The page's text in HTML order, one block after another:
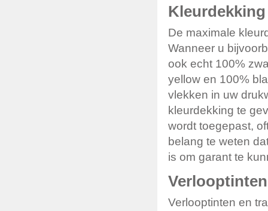
Kleurdekking
De maximale
Wanneer u
ook echt 100%
yellow en 100%
vlekken in uw
kleurdekking te
wordt toegepast,
belang te weten
is om garant te
Verlooptinten
Verlooptinten en